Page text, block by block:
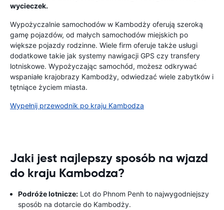
wycieczek.
Wypożyczalnie samochodów w Kambodży oferują szeroką
gamę pojazdów, od małych samochodów miejskich po
większe pojazdy rodzinne. Wiele firm oferuje także usługi
dodatkowe takie jak systemy nawigacji GPS czy transfery
lotniskowe. Wypożyczając samochód, możesz odkrywać
wspaniałe krajobrazy Kambodży, odwiedzać wiele zabytków i
tętniące życiem miasta.
Wypełnij przewodnik po kraju Kambodza
Jaki jest najlepszy sposób na wjazd
do kraju Kambodza?
Podróże lotnicze: Lot do Phnom Penh to najwygodniejszy
sposób na dotarcie do Kambodży.